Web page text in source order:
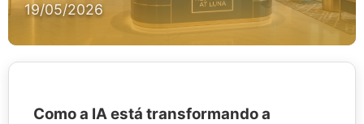
19/05/2026
Como a IAestá transformando a